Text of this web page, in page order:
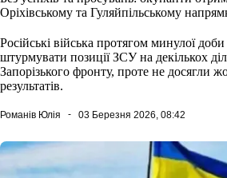
Оріхівському та Гуляйпільському
Російські війська протягом минулої
штурмувати позиції ЗСУ на декількох
Запорізького фронту, проте не досягли
результатів.
Романів Юлія 03 Березня 2026, 08:42